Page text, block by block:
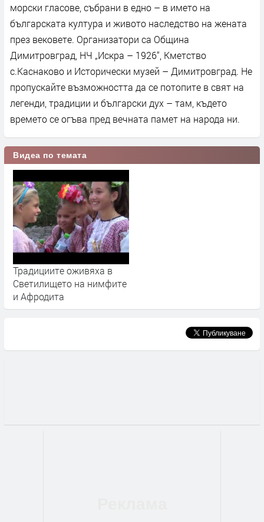
морски гласове, събрани в едно – в името на
българската култура и живото наследство на жената
през вековете. Организатори са Община
Димитровград, НЧ „Искра – 1926“, Кметство
с.Каснаково и Исторически музей – Димитровград. Не
пропускайте възможността да се потопите в свят на
легенди, традиции и български дух – там, където
времето се огъва пред вечната памет на народа ни.
Видеа по темата
Традициите оживяха в
Светилището на нимфите
и Афродита